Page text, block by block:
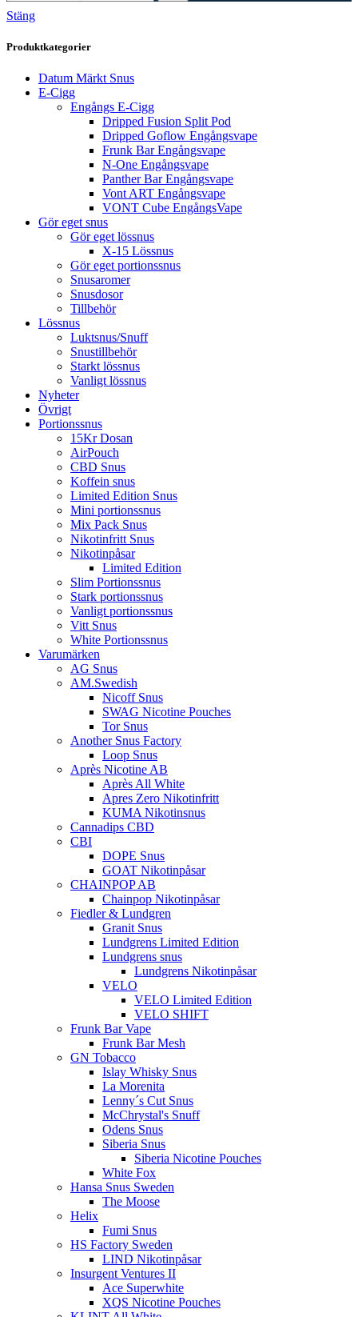
Stäng
Produktkategorier
Datum Märkt Snus
E-Cigg
Engångs E-Cigg
Dripped Fusion Split Pod
Dripped Goflow Engångsvape
Frunk Bar Engångsvape
N-One Engångsvape
Panther Bar Engångsvape
Vont ART Engångsvape
VONT Cube EngångsVape
Gör eget snus
Gör eget lössnus
X-15 Lössnus
Gör eget portionssnus
Snusaromer
Snusdosor
Tillbehör
Lössnus
Luktsnus/Snuff
Snustillbehör
Starkt lössnus
Vanligt lössnus
Nyheter
Övrigt
Portionssnus
15Kr Dosan
AirPouch
CBD Snus
Koffein snus
Limited Edition Snus
Mini portionssnus
Mix Pack Snus
Nikotinfritt Snus
Nikotinpåsar
Limited Edition
Slim Portionssnus
Stark portionssnus
Vanligt portionssnus
Vitt Snus
White Portionssnus
Varumärken
AG Snus
AM.Swedish
Nicoff Snus
SWAG Nicotine Pouches
Tor Snus
Another Snus Factory
Loop Snus
Après Nicotine AB
Après All White
Apres Zero Nikotinfritt
KUMA Nikotinsnus
Cannadips CBD
CBI
DOPE Snus
GOAT Nikotinpåsar
CHAINPOP AB
Chainpop Nikotinpåsar
Fiedler & Lundgren
Granit Snus
Lundgrens Limited Edition
Lundgrens snus
Lundgrens Nikotinpåsar
VELO
VELO Limited Edition
VELO SHIFT
Frunk Bar Vape
Frunk Bar Mesh
GN Tobacco
Islay Whisky Snus
La Morenita
Lenny´s Cut Snus
McChrystal's Snuff
Odens Snus
Siberia Snus
Siberia Nicotine Pouches
White Fox
Hansa Snus Sweden
The Moose
Helix
Fumi Snus
HS Factory Sweden
LIND Nikotinpåsar
Insurgent Ventures II
Ace Superwhite
XQS Nicotine Pouches